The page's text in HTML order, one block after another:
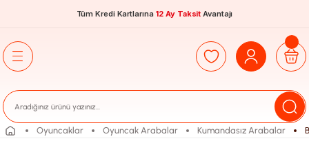
Tüm Kredi Kartlarına 12 Ay Taksit Avantajı
Oyuncaklar Oyuncak Arabalar Kumandasız Arabalar